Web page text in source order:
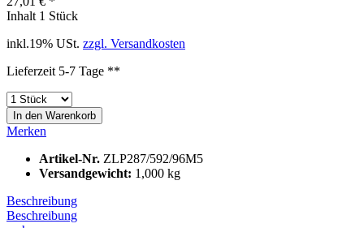
Inhalt 1 Stück
inkl.19% USt. zzgl. Versandkosten
Lieferzeit 5-7 Tage **
In den Warenkorb
Merken
Artikel-Nr. ZLP287/592/96M5
Versandgewicht: 1,000 kg
Beschreibung
Beschreibung